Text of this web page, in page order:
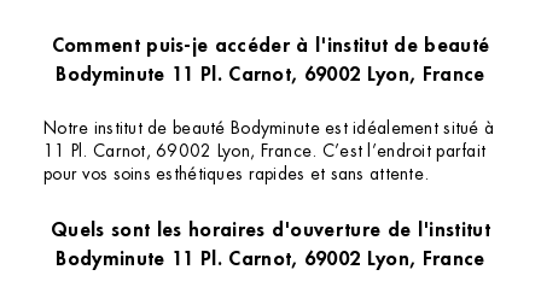
Comment puis-je accéder à l'institut de beauté
Bodyminute 11 Pl. Carnot, 69002 Lyon, France
Notre institut de beauté Bodyminute est idéalement situé à
11 Pl. Carnot, 69002 Lyon, France. C’est l’endroit parfait
pour vos soins esthétiques rapides et sans attente.
Quels sont les horaires d'ouverture de l'institut
Bodyminute 11 Pl. Carnot, 69002 Lyon, France